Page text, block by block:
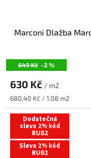
649 Kč –2 %
Marconi Dlažba
630 Kč / m2
Measure
price:
680,40 Kč / 1.08 m2
Dodatečná
sleva 2% kód
RUB2
Sleva 2% kód
RUB2